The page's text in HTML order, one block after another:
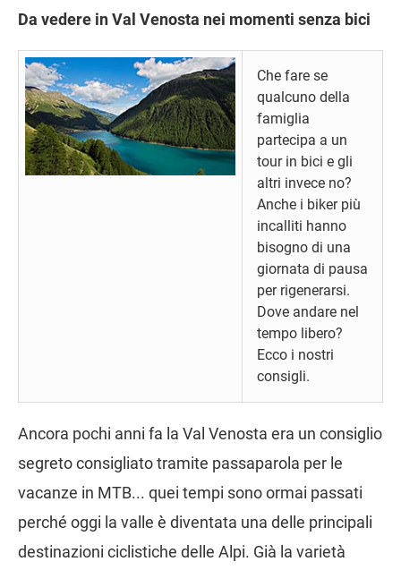
Da vedere in Val Venosta nei momenti senza bici
Che fare se
qualcuno della
famiglia
partecipa a un
tour in bici e gli
altri invece no?
Anche i biker più
incalliti hanno
bisogno di una
giornata di pausa
per rigenerarsi.
Dove andare nel
tempo libero?
Ecco i nostri
consigli.
Ancora pochi anni fa la Val Venosta era un consiglio
segreto consigliato tramite passaparola per le
vacanze in MTB... quei tempi sono ormai passati
perché oggi la valle è diventata una delle principali
destinazioni ciclistiche delle Alpi. Già la varietà